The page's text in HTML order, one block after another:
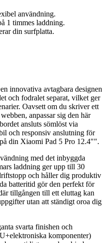
användning.
1 timmes laddning.
din surfplatta.
innovativa avtagbara designen
och fodralet separat, vilket ger
Oavsett om du skriver ett
anpassar sig den här
ansluts sömlöst via
och responsiv anslutning för
din Xiaomi Pad 5 Pro 12.4"".
med det inbyggda
laddning ger upp till 30
och håller dig produktiv
batteritid gör den perfekt för
tillgången till ett eluttag kan
utan att ständigt oroa dig
svarta finishen och
komponenter)